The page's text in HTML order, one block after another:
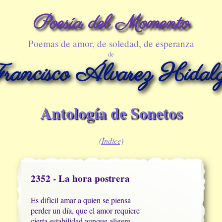
Poesía del Momento
Poemas de amor, de soledad, de esperanza
de
Álvarez
Antología de Sonetos
(Índice)
2352 - La hora postrera
Es difícil amar a quien se piensa
perder un día, que el amor requiere